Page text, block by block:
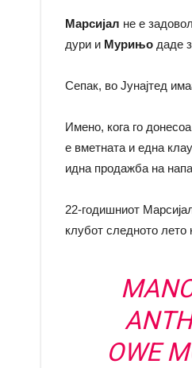
Марсијал не е
дури и Мурињо даде
Сепак, во Јунајтед
Имено, кога го
е вметната и една
идна продажба на
22-годишниот
клубот следното лето
OWE